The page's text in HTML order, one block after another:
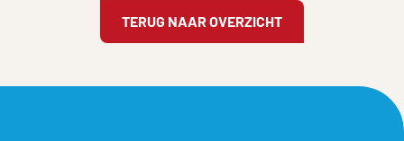
TERUG NAAR OVERZICHT